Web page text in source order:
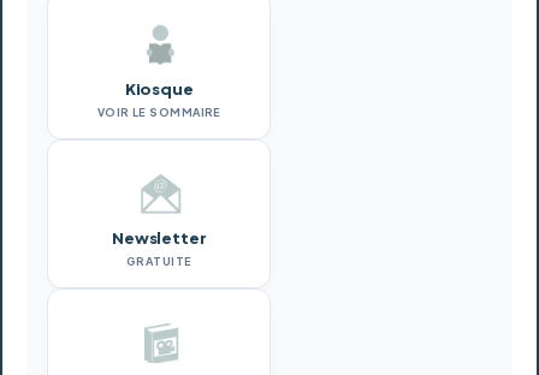
Kiosque
VOIR LE SOMMAIRE
Newsletter
GRATUITE